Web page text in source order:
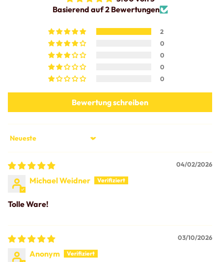
Basierend auf 2 Bewertungen
2
0
0
0
0
Bewertung schreiben
Sort by
04/02/2026
Michael Weidner
Tolle Ware!
03/10/2026
Anonym